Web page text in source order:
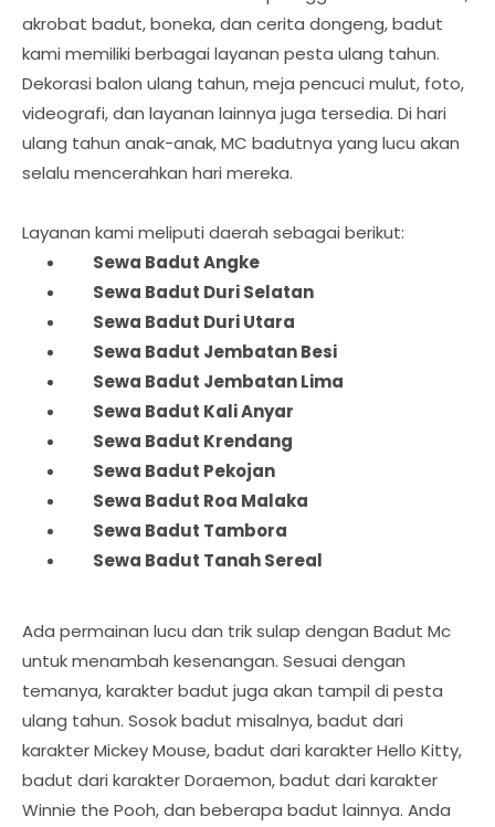
akrobat badut, boneka, dan cerita dongeng, badut
kami memiliki berbagai layanan pesta ulang tahun.
Dekorasi balon ulang tahun, meja pencuci mulut, foto,
videografi, dan layanan lainnya juga tersedia. Di hari
ulang tahun anak-anak, MC badutnya yang lucu akan
selalu mencerahkan hari mereka.
Layanan kami meliputi daerah sebagai berikut:
	Sewa Badut
Angke
Sewa Badut Duri Selatan
Sewa Badut Duri Utara
Sewa Badut Jembatan Besi
Sewa Badut Jembatan Lima
Sewa Badut Kali Anyar
Sewa Badut Krendang
Sewa Badut Pekojan
Sewa Badut Roa Malaka
Sewa Badut Tambora
Sewa Badut Tanah Sereal
Ada permainan lucu dan trik sulap dengan Badut Mc
untuk menambah kesenangan. Sesuai dengan
temanya, karakter badut juga akan tampil di pesta
ulang tahun. Sosok badut misalnya, badut dari
karakter Mickey Mouse, badut dari karakter Hello Kitty,
badut dari karakter Doraemon, badut dari karakter
Winnie the Pooh, dan beberapa badut lainnya. Anda